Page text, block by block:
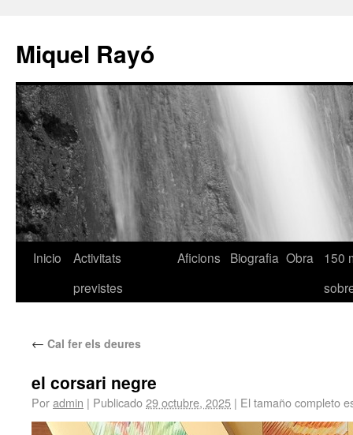
Miquel Rayó
Inicio
Activitats
previstes
Aficions Biografia Obra
150
← Cal fer els deures
el corsari negre
Poradmin | Publicado29 octubre, 2025 | El tamaño completo